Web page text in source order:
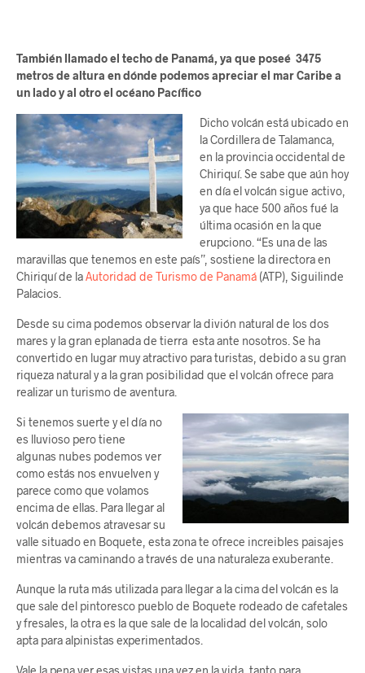
También llamado el techo de Panamá, ya que poseé 3475
metros de altura en dónde podemos apreciar el mar Caribe a
un lado y al otro el océano Pacífico
Dicho volcán está ubicado en
la Cordillera de Talamanca,
en la provincia occidental de
Chiriquí. Se sabe que aún hoy
en día el volcán sigue activo,
ya que hace 500 años fué la
última ocasión en la que
erupciono. “Es una de las
maravillas que tenemos en este país”, sostiene la directora en
Chiriquí de laAutoridad de Turismo de Panamá (ATP), Siguilinde
Palacios.
Desde su cima podemos observar la divión natural de los dos
mares y la gran eplanada de tierra esta ante nosotros. Se ha
convertido en lugar muy atractivo para turistas, debido a su gran
riqueza natural y a la gran posibilidad que el volcán ofrece para
realizar un turismo de aventura.
Si tenemos suerte y el día no
es lluvioso pero tiene
algunas nubes podemos ver
como estás nos envuelven y
parece como que volamos
encima de ellas. Para llegar al
volcán debemos atravesar su
valle situado en Boquete, esta zona te ofrece increibles paisajes
mientras va caminando a través de una naturaleza exuberante.
Aunque la ruta más utilizada para llegar a la cima del volcán es la
que sale del pintoresco pueblo de Boquete rodeado de cafetales
y fresales, la otra es la que sale de la localidad del volcán, solo
apta para alpinistas experimentados.
Vale la pena ver esas vistas una vez en la vida, tanto para